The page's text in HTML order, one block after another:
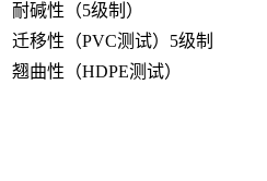
耐碱性（5级制）
迁移性（PVC测试）5级制
翘曲性（HDPE测试）